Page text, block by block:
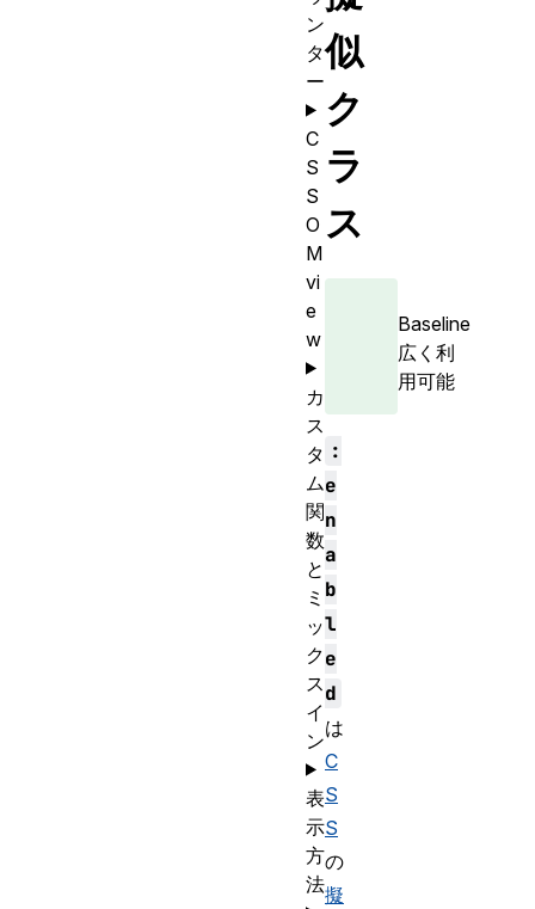
似
ク
ラ
ス
Baseline
広く利
用可能
:
e
n
a
b
l
e
d
は
C
S
S
の
擬
ン
タ
ー
C
S
S
O
M
vi
e
w
カ
ス
タ
ム
関
数
と
ミ
ッ
ク
ス
イ
ン
表
示
方
法